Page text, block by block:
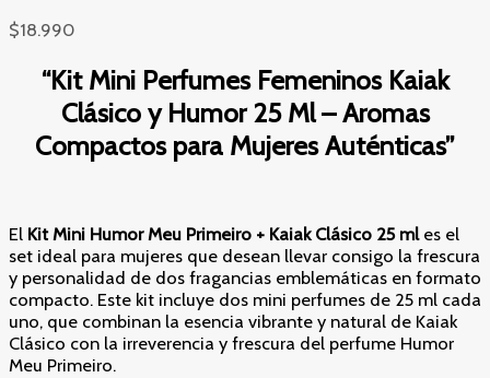
$18.990
“Kit Mini Perfumes Femeninos Kaiak
Clásico y Humor 25 Ml – Aromas
Compactos para Mujeres Auténticas”
El Kit Mini Humor Meu Primeiro + Kaiak Clásico 25 mles el
set ideal para mujeres que desean llevar consigo la frescura
y personalidad de dos fragancias emblemáticas en formato
compacto. Este kit incluye dos mini perfumes de 25 ml cada
uno, que combinan la esencia vibrante y natural de Kaiak
Clásico con la irreverencia y frescura del perfume Humor
Meu Primeiro.